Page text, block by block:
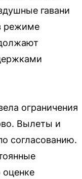
гавани
режиме
ограничения
Вылеты и
согласованию.
оценке